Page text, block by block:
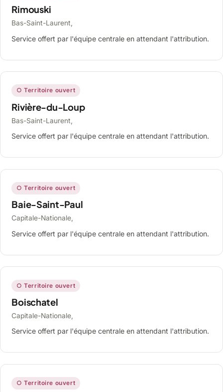
Rimouski
Bas-Saint-Laurent,
Service offert par l'équipe centrale en attendant l'attribution.
○ Territoire ouvert
Rivière-du-Loup
Bas-Saint-Laurent,
Service offert par l'équipe centrale en attendant l'attribution.
○ Territoire ouvert
Baie-Saint-Paul
Capitale-Nationale,
Service offert par l'équipe centrale en attendant l'attribution.
○ Territoire ouvert
Boischatel
Capitale-Nationale,
Service offert par l'équipe centrale en attendant l'attribution.
○ Territoire ouvert